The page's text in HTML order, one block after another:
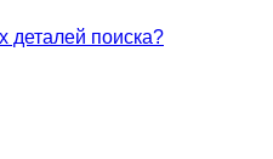
деталей поиска?